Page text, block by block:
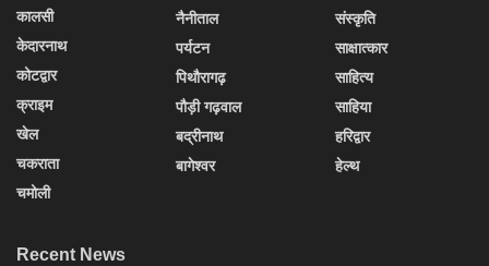
कालसी
केदारनाथ
कोटद्वार
क्राइम
खेल
चकराता
चमोली
नैनीताल
पर्यटन
पिथौरागढ़
पौड़ी गढ़वाल
बद्रीनाथ
बागेश्वर
संस्कृति
साक्षात्कार
साहित्य
साहिया
हरिद्वार
हेल्थ
Recent News